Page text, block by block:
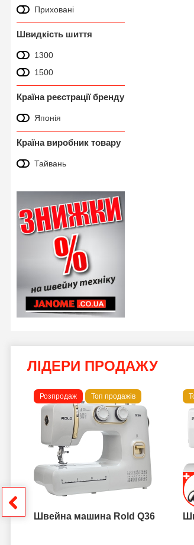
Приховані
Швидкість шиття
1300
1500
Країна реєстрації бренду
Японія
Країна виробник товару
Тайвань
ЛІДЕРИ ПРОДАЖУ
Розпродаж Топ продажів
Швейна машина Rold Q36